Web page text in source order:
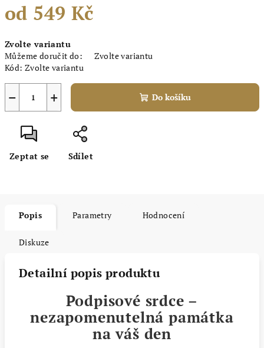
od 549 Kč
cena:
Zvolte variantu
Můžeme doručit do:
Zvolte variantu
Kód: Zvolte variantu
+
− Do košíku
Zeptat se Sdílet
Popis Parametry Hodnocení
Diskuze
Detailní popis produktu
Podpisové srdce –
nezapomenutelná památka
na váš den